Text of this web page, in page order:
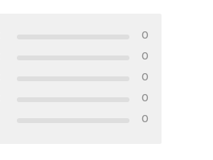
0
0
0
0
0